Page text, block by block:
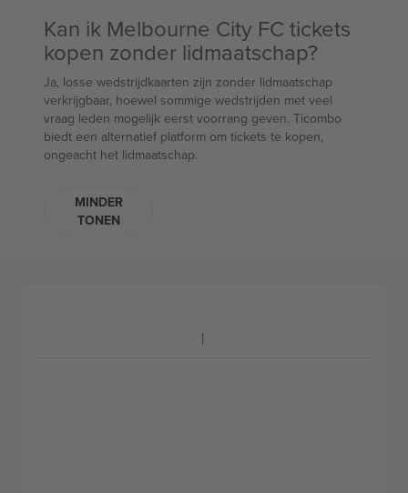
Kan ik Melbourne City FC tickets
kopen zonder lidmaatschap?
Ja, losse wedstrijdkaarten zijn zonder lidmaatschap
verkrijgbaar, hoewel sommige wedstrijden met veel
vraag leden mogelijk eerst voorrang geven. Ticombo
biedt een alternatief platform om tickets te kopen,
ongeacht het lidmaatschap.
MINDER
TONEN